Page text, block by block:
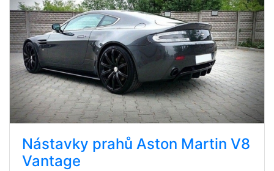
Nástavky prahů Aston Martin V8
Vantage